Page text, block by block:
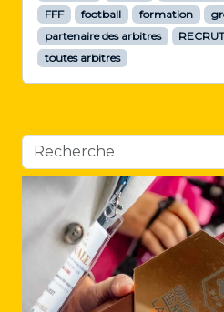
FFF
football formation
partenaire des arbitres
toutes arbitres